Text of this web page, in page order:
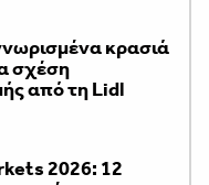
κρασιά
σχέση
από τη Lidl
2026: 12